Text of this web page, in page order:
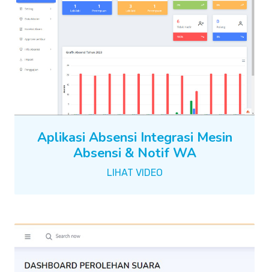
Aplikasi Absensi Integrasi Mesin
Absensi & Notif WA
LIHAT VIDEO